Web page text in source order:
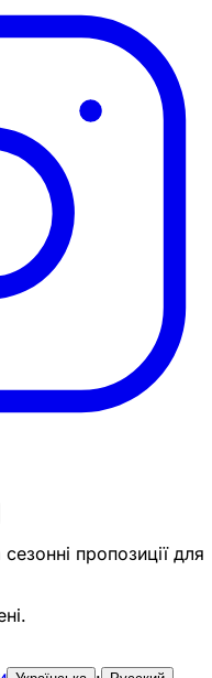
пропозиції для